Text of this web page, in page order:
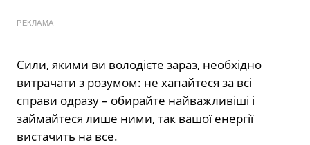
РЕКЛАМА
Сили, якими ви володієте зараз, необхідно
витрачати з розумом: не хапайтеся за всі
справи одразу – обирайте найважливіші і
займайтеся лише ними, так вашої енергії
вистачить на все.